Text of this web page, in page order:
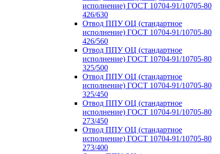
исполнение) ГОСТ 10704-91/10705-80
426/630
Отвод ППУ ОЦ (стандартное
исполнение) ГОСТ 10704-91/10705-80
426/560
Отвод ППУ ОЦ (стандартное
исполнение) ГОСТ 10704-91/10705-80
325/500
Отвод ППУ ОЦ (стандартное
исполнение) ГОСТ 10704-91/10705-80
325/450
Отвод ППУ ОЦ (стандартное
исполнение) ГОСТ 10704-91/10705-80
273/450
Отвод ППУ ОЦ (стандартное
исполнение) ГОСТ 10704-91/10705-80
273/400